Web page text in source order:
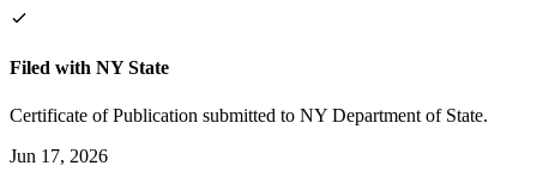
Filed with NY State
Certificate of Publication submitted to NY Department of State.
Jun 17, 2026